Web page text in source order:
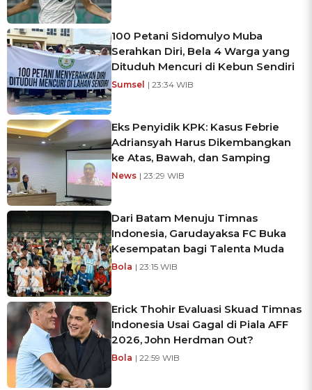
100 Petani Sidomulyo Muba
Serahkan Diri, Bela 4 Warga yang
Dituduh Mencuri di Kebun Sendiri
Sumsel | 23:34 WIB
Eks Penyidik KPK: Kasus Febrie
Adriansyah Harus Dikembangkan
ke Atas, Bawah, dan Samping
News | 23:29 WIB
Dari Batam Menuju Timnas
Indonesia, Garudayaksa FC Buka
Kesempatan bagi Talenta Muda
Bola | 23:15 WIB
Erick Thohir Evaluasi Skuad Timnas
Indonesia Usai Gagal di Piala AFF
2026, John Herdman Out?
Bola | 22:59 WIB